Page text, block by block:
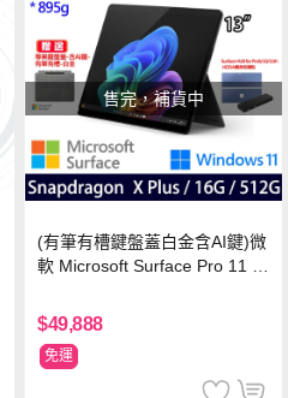
售完，補貨中
(有筆有槽鍵盤蓋白金含AI鍵)微
軟 Microsoft Surface Pro 11 (S
石墨黑
$49,888
免運